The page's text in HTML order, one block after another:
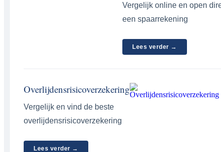
Vergelijk online en open
een spaarrekening
Lees verder →
Overlijdensrisicoverzekering
Vergelijk en vind de beste
overlijdensrisicoverzekering
Lees verder →